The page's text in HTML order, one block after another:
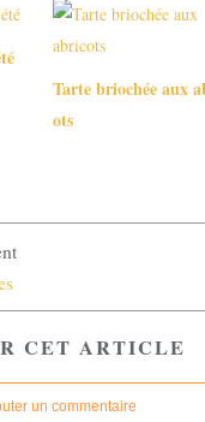
Tarte briochée aux
ots
CET ARTICLE
un commentaire